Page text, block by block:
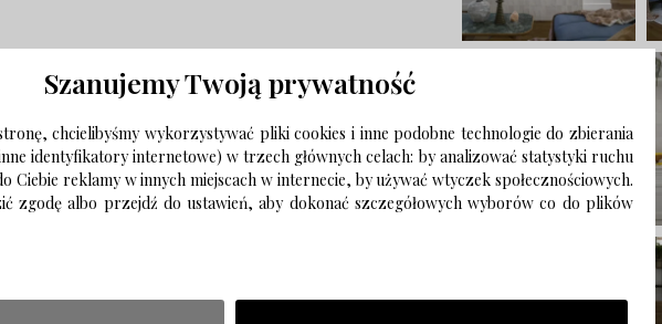
Szanujemy Twoją prywatność
chcielibyśmy wykorzystywać pliki cookies i inne podobne technologie do zbierania
identyfikatory internetowe) w trzech głównych celach: by analizować statystyki ruchu
Ciebie reklamy w innych miejscach w internecie, by używać wtyczek społecznościowych.
zgodę albo przejdź do ustawień, aby dokonać szczegółowych wyborów co do plików